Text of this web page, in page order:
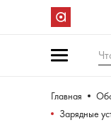
Главная
Зарядные